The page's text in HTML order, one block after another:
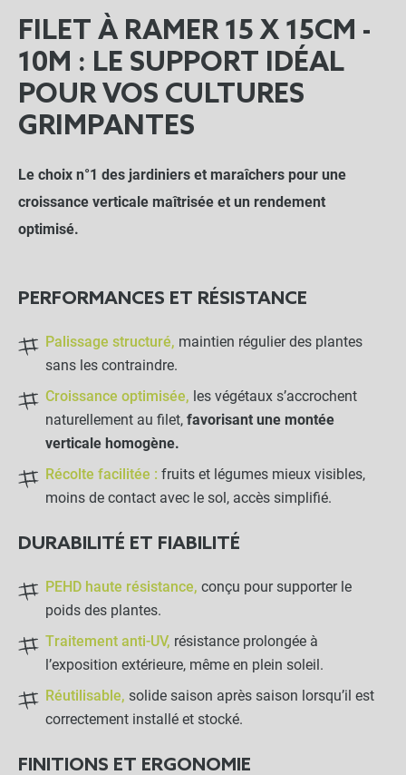
FILET À RAMER 15 X 15CM -
10M : LE SUPPORT IDÉAL
POUR VOS CULTURES
GRIMPANTES
Le choix n°1 des jardiniers et maraîchers pour une
croissance verticale maîtrisée et un rendement
optimisé.
PERFORMANCES ET RÉSISTANCE
Palissage structuré, maintien régulier des plantes
sans les contraindre.
Croissance optimisée, les végétaux s’accrochent
naturellement au filet, favorisant une montée
verticale homogène.
Récolte facilitée : fruits et légumes mieux visibles,
moins de contact avec le sol, accès simplifié.
DURABILITÉ ET FIABILITÉ
PEHD haute résistance, conçu pour supporter le
poids des plantes.
Traitement anti-UV, résistance prolongée à
l’exposition extérieure, même en plein soleil.
Réutilisable, solide saison après saison lorsqu’il est
correctement installé et stocké.
FINITIONS ET ERGONOMIE